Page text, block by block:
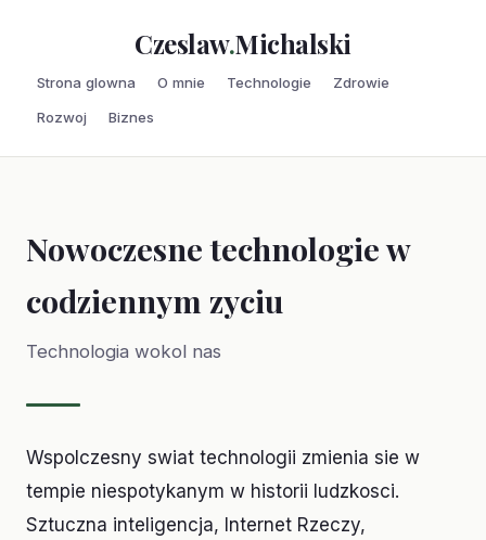
Czeslaw.Michalski
Strona glowna O mnie Technologie
Zdrowie
Rozwoj
Biznes
Nowoczesne technologie w
codziennym zyciu
Technologia wokol nas
Wspolczesny swiat technologii zmienia sie w
tempie niespotykanym w historii ludzkosci.
Sztuczna inteligencja, Internet Rzeczy,